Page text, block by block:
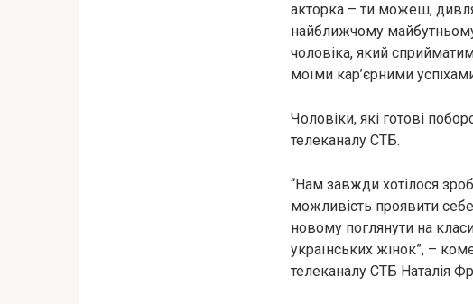
акторка – ти можеш,
найближчому
чоловіка, який
моїми кар’єрними
Чоловіки, які готові
телеканалу СТБ.
“Нам завжди хотілося
можливість проявити
новому поглянути на
українських жінок”, –
телеканалу СТБ Наталія